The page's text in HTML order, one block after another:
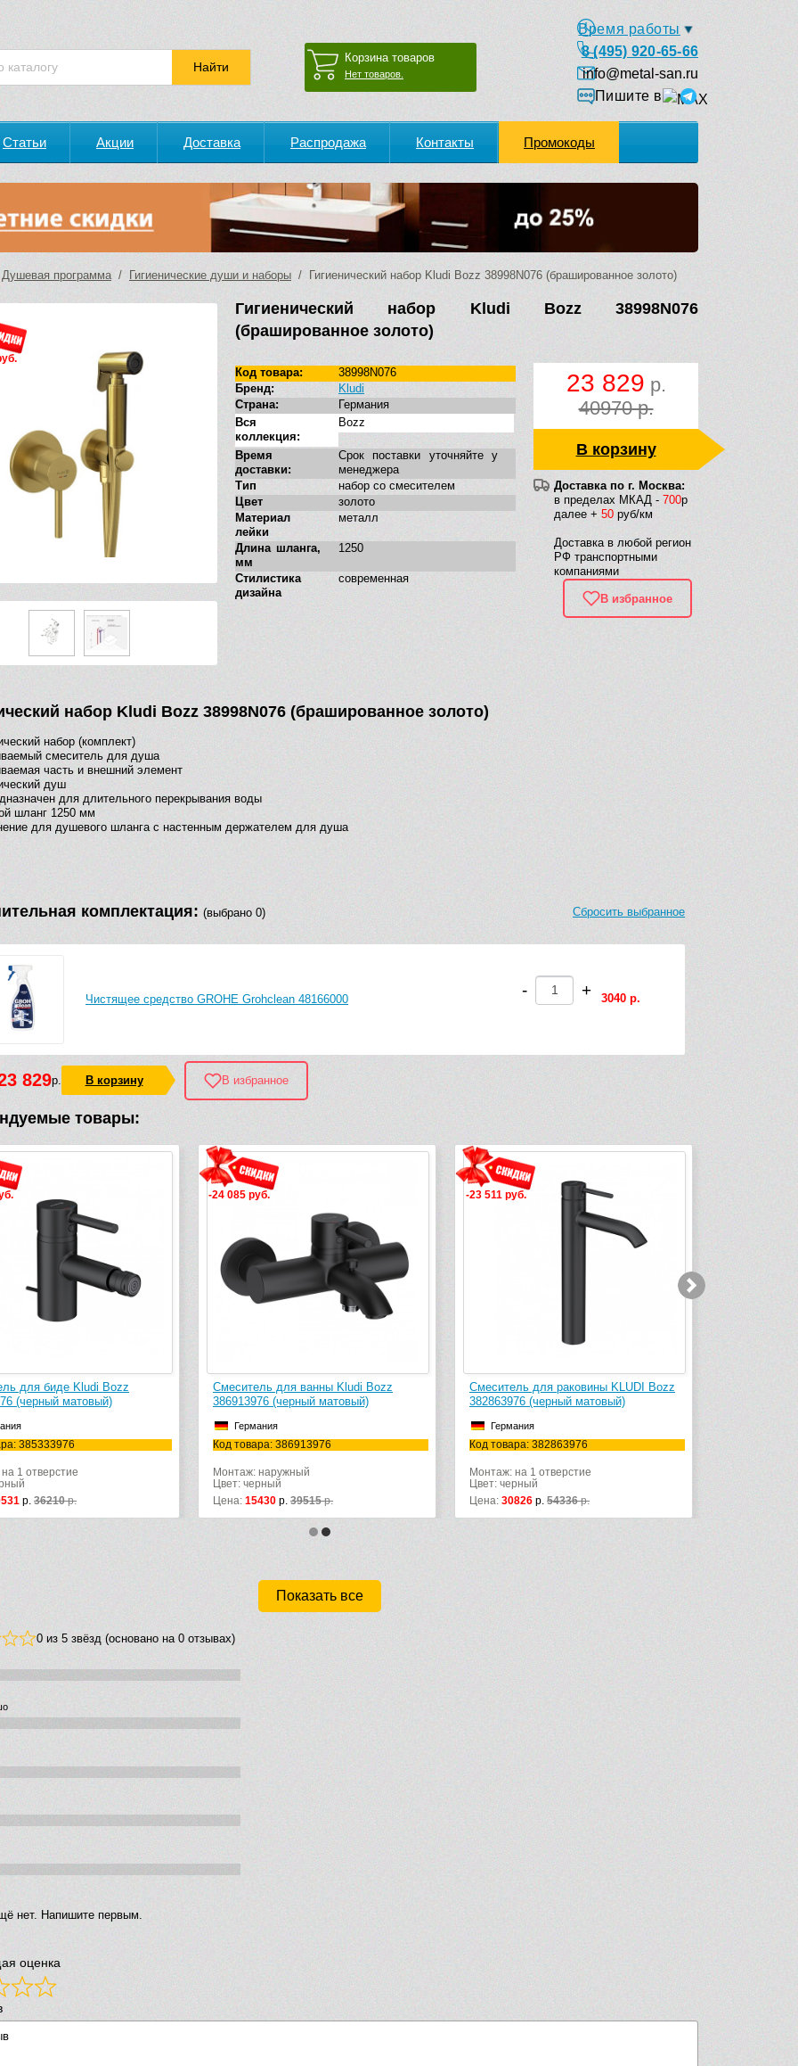
Корзина товаров
Нет товаров.
Время работы
8 (495) 920-65-66
info@metal-san.ru
Пишите в
Статьи Акции Доставка Распродажа Контакты Промокоды
Душевая программа/ Гигиенические души и наборы / Гигиенический набор Kludi Bozz 38998N076 (брашированное золото)
Гигиенический набор Kludi Bozz 38998N076
(брашированное золото)
23 829 р.
40970 р.
В корзину
Доставка по г. Москва:
в пределах МКАД - 700р
далее + 50 руб/км
Доставка в любой регион
РФ транспортными
компаниями
В избранное
Код товара:
38998N076
Бренд:
Kludi
Страна:
Германия
Вся
коллекция:
Bozz
Время
доставки:
Срок поставки уточняйте у
менеджера
Тип
набор со смесителем
Цвет
золото
Материал
лейки
металл
Длина шланга,
мм
1250
Стилистика
дизайна
современная
набор Kludi Bozz 38998N076 (брашированное золото)
набор (комплект)
смеситель для душа
часть и внешний элемент
душ
для длительного перекрывания воды
шланг 1250 мм
для душевого шланга с настенным держателем для душа
комплектация: (выбрано 0) Сбросить выбранное
Чистящее средство GROHE Grohclean 48166000 - + 3040 р.
829р. В корзину В избранное
товары:
для ванны Kludi Bozz
(черный матовый)
386913976
наружный
15430 р.39515
-23 511 руб.
Смеситель для раковины KLUDI Bozz
382863976 (черный матовый)
Германия
Код товара: 382863976
Монтаж: на 1 отверстие
Цвет: черный
Цена:30826 р.54336
-13 629 руб.
Смеситель для раковины KLUDI Bozz
382663976 (черный матовый)
Германия
Код товара: 382663976
Монтаж: на 1 отверстие
Цвет: черный
Цена:17114р.30743р.
Показать все
0 из 5 звёзд (основано на 0 отзывах)
нет. Напишите первым.
оценка